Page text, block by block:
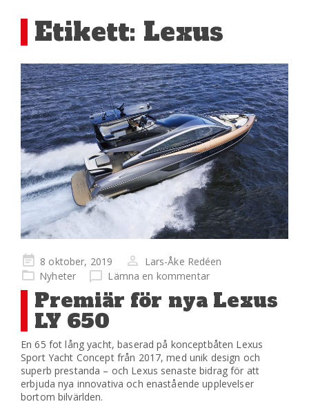
Etikett: Lexus
Publicerad
på
8 oktober, 2019
Lars-Åke Redéen
Nyheter
Lämna en kommentar
Premiär för nya Lexus
LY 650
En 65 fot lång yacht, baserad på konceptbåten Lexus
Sport Yacht Concept från 2017, med unik design och
superb prestanda – och Lexus senaste bidrag för att
erbjuda nya innovativa och enastående upplevelser
bortom bilvärlden.